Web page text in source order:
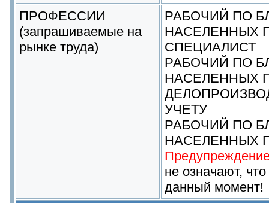
ПРОФЕССИИ
(запрашиваемые на
рынке труда)
РАБОЧИЙ ПО
НАСЕЛЕННЫХ
СПЕЦИАЛИСТ
РАБОЧИЙ ПО
НАСЕЛЕННЫХ
УЧЕТУ
РАБОЧИЙ ПО
НАСЕЛЕННЫХ
не означают,
данный момент!